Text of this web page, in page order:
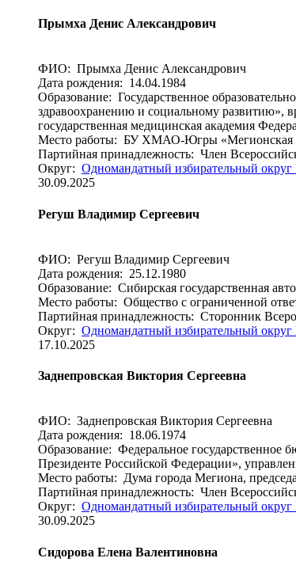
Прымха Денис Александрович
ФИО: Прымха Денис Александрович
Дата рождения: 14.04.1984
Образование: Государственное
здравоохранению и социальному развитию»,
государственная медицинская академия
Место работы: БУ ХМАО-Югры «Мегионская
Партийная принадлежность: Член
Округ: Одномандатный избирательный
30.09.2025
Регуш Владимир Сергеевич
ФИО: Регуш Владимир Сергеевич
Дата рождения: 25.12.1980
Образование: Сибирская государственная
Место работы: Общество с ограниченной
Партийная принадлежность: Сторонник
Округ: Одномандатный избирательный
17.10.2025
Заднепровская Виктория Сергеевна
ФИО: Заднепровская Виктория Сергеевна
Дата рождения: 18.06.1974
Образование: Федеральное государственное
Президенте Российской Федерации»,
Место работы: Дума города Мегиона,
Партийная принадлежность: Член
Округ: Одномандатный избирательный
30.09.2025
Сидорова Елена Валентиновна